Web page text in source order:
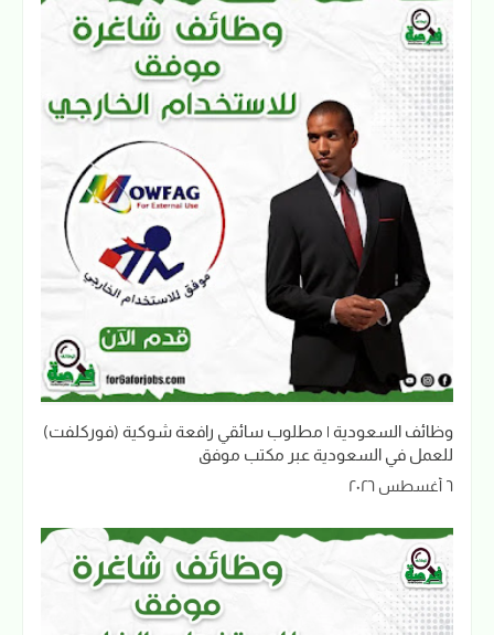
وظائف السعودية | مطلوب سائقي رافعة شوكية (فوركلفت)
للعمل في السعودية عبر مكتب موفق
٦ أغسطس ٢٠٢٦